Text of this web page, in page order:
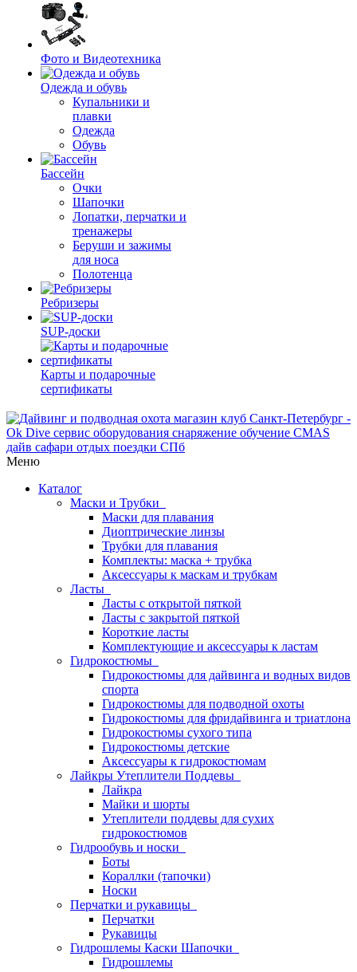
Фото и Видеотехника
Одежда и обувь
Купальники и
плавки
Одежда
Обувь
Бассейн
Очки
Шапочки
Лопатки, перчатки и
тренажеры
Беруши и зажимы
для носа
Полотенца
Ребризеры
SUP-доски
Карты и подарочные
сертификаты
Меню
Каталог
Маски и Трубки
Маски для плавания
Диоптрические линзы
Трубки для плавания
Комплекты: маска + трубка
Аксессуары к маскам и трубкам
Ласты
Ласты с открытой пяткой
Ласты с закрытой пяткой
Короткие ласты
Комплектующие и аксессуары к ластам
Гидрокостюмы
Гидрокостюмы для дайвинга и водных видов
спорта
Гидрокостюмы для подводной охоты
Гидрокостюмы для фридайвинга и триатлона
Гидрокостюмы сухого типа
Гидрокостюмы детские
Аксессуары к гидрокостюмам
Лайкры Утеплители Поддевы
Лайкра
Майки и шорты
Утеплители поддевы для сухих
гидрокостюмов
Гидрообувь и носки
Боты
Кораллки (тапочки)
Носки
Перчатки и рукавицы
Перчатки
Рукавицы
Гидрошлемы Каски Шапочки
Гидрошлемы